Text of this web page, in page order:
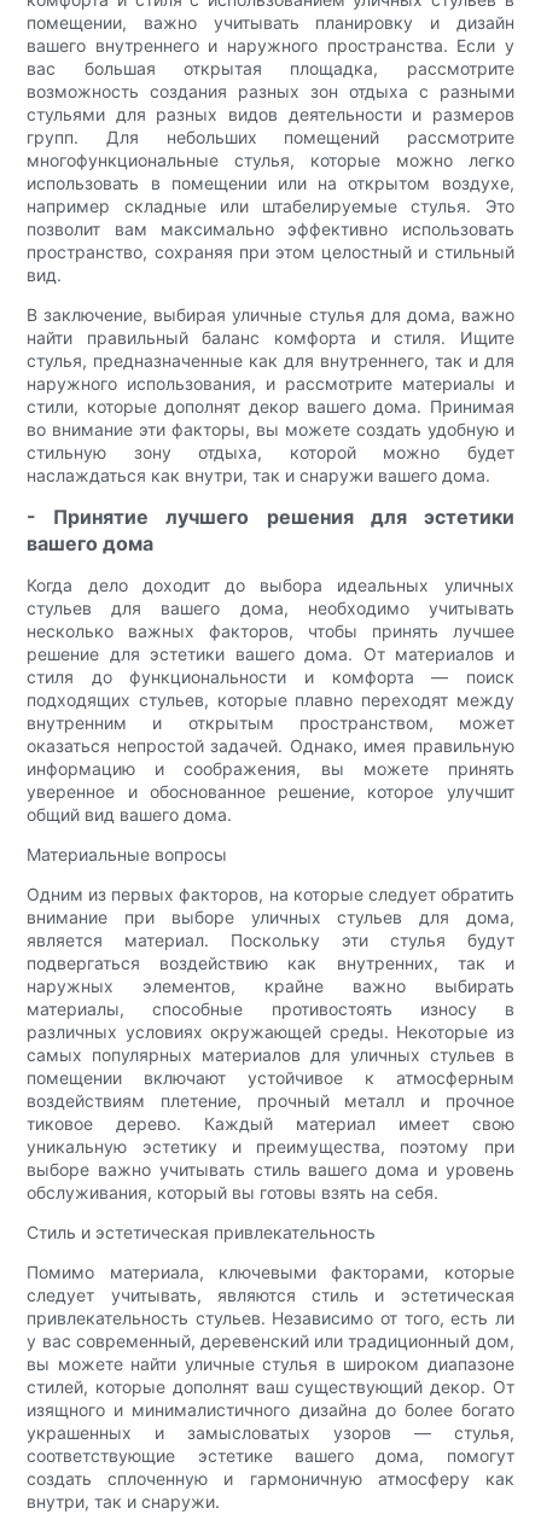
помещении, важно учитывать планировку и дизайн
вашего внутреннего и наружного пространства. Если у
вас большая открытая площадка, рассмотрите
возможность создания разных зон отдыха с разными
стульями для разных видов деятельности и размеров
групп. Для небольших помещений рассмотрите
многофункциональные стулья, которые можно легко
использовать в помещении или на открытом воздухе,
например складные или штабелируемые стулья. Это
позволит вам максимально эффективно использовать
пространство, сохраняя при этом целостный и стильный
вид.
В заключение, выбирая уличные стулья для дома, важно
найти правильный баланс комфорта и стиля. Ищите
стулья, предназначенные как для внутреннего, так и для
наружного использования, и рассмотрите материалы и
стили, которые дополнят декор вашего дома. Принимая
во внимание эти факторы, вы можете создать удобную и
стильную зону отдыха, которой можно будет
наслаждаться как внутри, так и снаружи вашего дома.
- Принятие лучшего решения для эстетики
вашего дома
Когда дело доходит до выбора идеальных уличных
стульев для вашего дома, необходимо учитывать
несколько важных факторов, чтобы принять лучшее
решение для эстетики вашего дома. От материалов и
стиля до функциональности и комфорта — поиск
подходящих стульев, которые плавно переходят между
внутренним и открытым пространством, может
оказаться непростой задачей. Однако, имея правильную
информацию и соображения, вы можете принять
уверенное и обоснованное решение, которое улучшит
общий вид вашего дома.
Материальные вопросы
Одним из первых факторов, на которые следует обратить
внимание при выборе уличных стульев для дома,
является материал. Поскольку эти стулья будут
подвергаться воздействию как внутренних, так и
наружных элементов, крайне важно выбирать
материалы, способные противостоять износу в
различных условиях окружающей среды. Некоторые из
самых популярных материалов для уличных стульев в
помещении включают устойчивое к атмосферным
воздействиям плетение, прочный металл и прочное
тиковое дерево. Каждый материал имеет свою
уникальную эстетику и преимущества, поэтому при
выборе важно учитывать стиль вашего дома и уровень
обслуживания, который вы готовы взять на себя.
Стиль и эстетическая привлекательность
Помимо материала, ключевыми факторами, которые
следует учитывать, являются стиль и эстетическая
привлекательность стульев. Независимо от того, есть ли
у вас современный, деревенский или традиционный дом,
вы можете найти уличные стулья в широком диапазоне
стилей, которые дополнят ваш существующий декор. От
изящного и минималистичного дизайна до более богато
украшенных и замысловатых узоров — стулья,
соответствующие эстетике вашего дома, помогут
создать сплоченную и гармоничную атмосферу как
внутри, так и снаружи.